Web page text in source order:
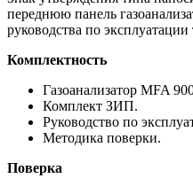
переднюю панель
руководства по
Комплектность
Газоанализатор MFA
Комплект ЗИП.
Руководство по
Методика поверки.
Поверка